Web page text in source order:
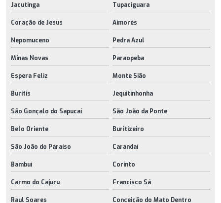
Jacutinga Tupaciguara
Coração de Jesus Aimorés
Nepomuceno Pedra Azul
Minas Novas Paraopeba
Espera Feliz Monte Sião
Buritis Jequitinhonha
São Gonçalo do Sapucaí São João da Ponte
Belo Oriente Buritizeiro
São João do Paraíso Carandaí
Bambuí Corinto
Carmo do Cajuru Francisco Sá
Raul Soares Conceição do Mato Dentro